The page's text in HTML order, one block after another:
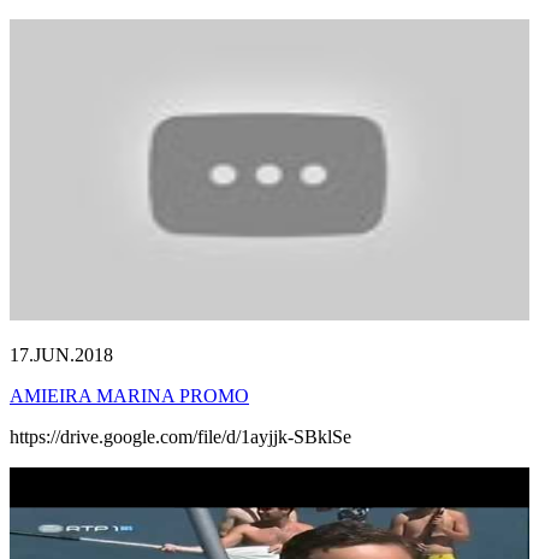
17.JUN.2018
AMIEIRA MARINA PROMO
https://drive.google.com/file/d/1ayjjk-SBklSe